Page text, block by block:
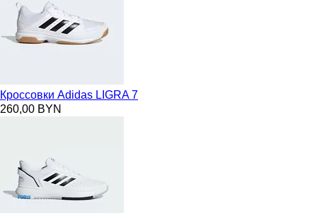
Кроссовки Adidas LIGRA 7
260,00 BYN